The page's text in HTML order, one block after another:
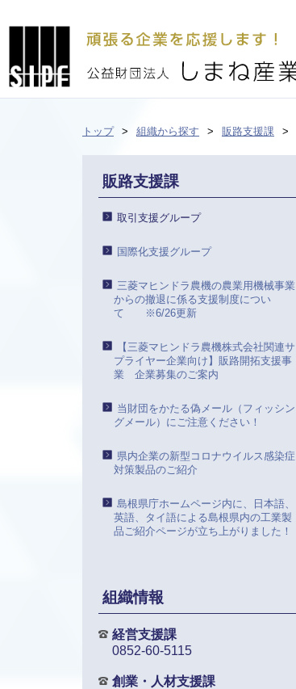
トップ 組織から探す 販路支援課
販路支援課
取引支援グループ
国際化支援グループ
三菱マヒンドラ農機の農業用機械事業
からの撤退に係る支援制度につい
て ※6/26更新
【三菱マヒンドラ農機株式会社関連サ
プライヤー企業向け】販路開拓支援事
業 企業募集のご案内
当財団をかたる偽メール（フィッシン
グメール）にご注意ください！
県内企業の新型コロナウイルス感染症
対策製品のご紹介
島根県庁ホームページ内に、日本語、
英語、タイ語による島根県内の工業製
品ご紹介ページが立ち上がりました！
組織情報
経営支援課
0852-60-5115
創業・人材支援課